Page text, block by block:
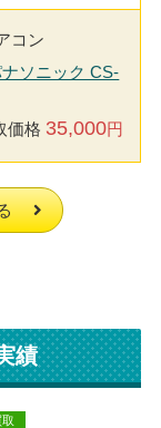
コン
ソニック CS-
価格 35,000円
績